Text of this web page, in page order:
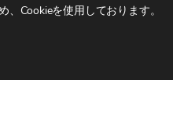
Cookieを使用しております。